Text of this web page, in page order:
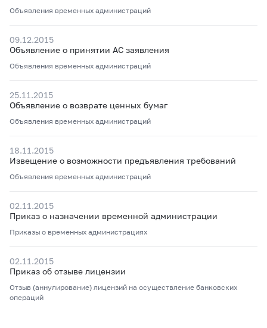
Объявления временных администраций
09.12.2015
Объявление о принятии АС заявления
Объявления временных администраций
25.11.2015
Объявление о возврате ценных бумаг
Объявления временных администраций
18.11.2015
Извещение о возможности предъявления требований
Объявления временных администраций
02.11.2015
Приказ о назначении временной администрации
Приказы о временных администрациях
02.11.2015
Приказ об отзыве лицензии
Отзыв (аннулирование) лицензий на осуществление банковских
операций